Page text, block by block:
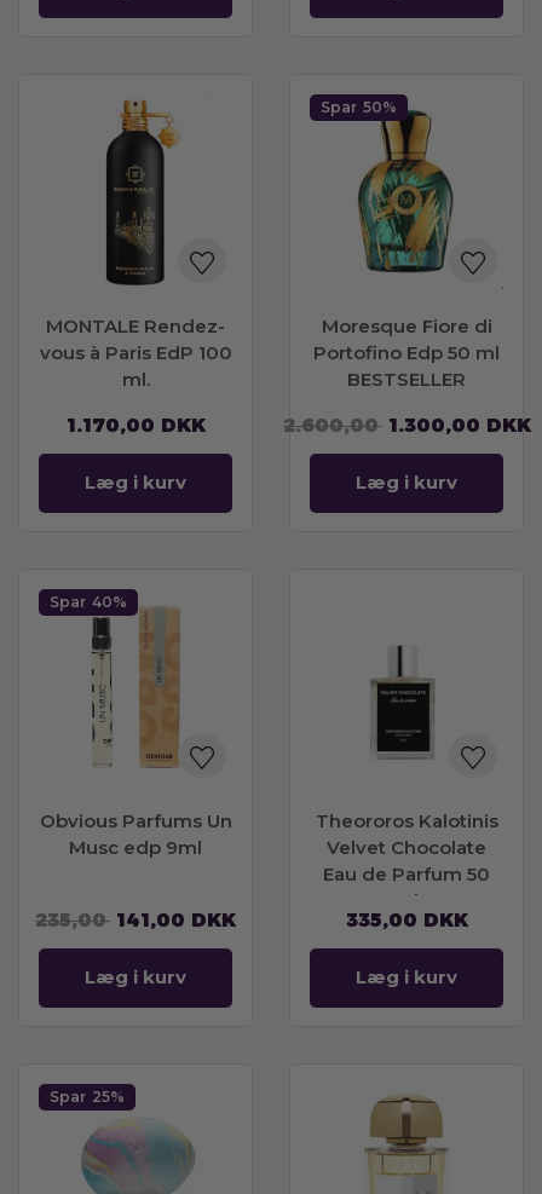
MONTALE Rendez-
vous à Paris EdP 100
ml.
1.170,00 DKK
Læg i kurv
Spar 50%
Moresque Fiore di
Portofino Edp 50 ml
BESTSELLER
2.600,00 1.300,00 DKK
Læg i kurv
Spar 40%
Obvious Parfums Un
Musc edp 9ml
235,00 141,00 DKK
Læg i kurv
Theororos Kalotinis
Velvet Chocolate
Eau de Parfum 50
ml
335,00 DKK
Læg i kurv
Spar 25%